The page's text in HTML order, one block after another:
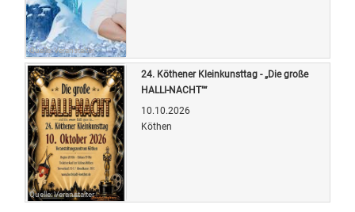
Quelle: Veranstalter
Quelle: Veranstalter
24. Köthener Kleinkunsttag - „Die große
HALLI-NACHT"“
10.10.2026
Köthen